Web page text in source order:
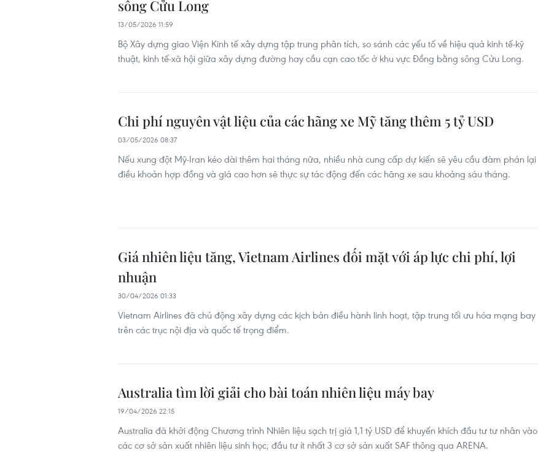
sông Cửu Long
13/05/2026 11:59
Bộ Xây dựng giao Viện Kinh tế xây dựng tập trung phân tích, so sánh các yếu tố về hiệu quả kinh tế-kỹ
thuật, kinh tế-xã hội giữa xây dựng đường hay cầu cạn cao tốc ở khu vực Đồng bằng sông Cửu Long.
Chi phí nguyên vật liệu của các hãng xe Mỹ tăng thêm 5 tỷ USD
03/05/2026 08:37
Nếu xung đột Mỹ-Iran kéo dài thêm hai tháng nữa, nhiều nhà cung cấp dự kiến sẽ yêu cầu đàm phán lại
điều khoản hợp đồng và giá cao hơn sẽ thực sự tác động đến các hãng xe sau khoảng sáu tháng.
Giá nhiên liệu tăng, Vietnam Airlines đối mặt với áp lực chi phí, lợi
nhuận
30/04/2026 01:33
Vietnam Airlines đã chủ động xây dựng các kịch bản điều hành linh hoạt, tập trung tối ưu hóa mạng bay
trên các trục nội địa và quốc tế trọng điểm.
Australia tìm lời giải cho bài toán nhiên liệu máy bay
19/04/2026 22:15
Australia đã khởi động Chương trình Nhiên liệu sạch trị giá 1,1 tỷ USD để khuyến khích đầu tư tư nhân vào
các cơ sở sản xuất nhiên liệu sinh học; đầu tư ít nhất 3 cơ sở sản xuất SAF thông qua ARENA.